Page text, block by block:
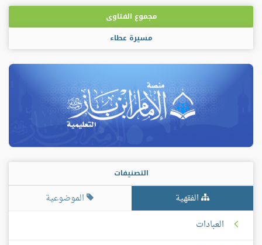
مجموع الفتاوى
مسيرة عطاء
التصنيفات
الفقهية
الموضوعية
العبادات